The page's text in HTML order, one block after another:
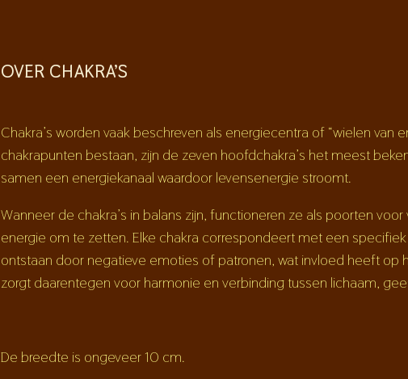
OVER CHAKRA’S
Chakra’s worden vaak beschreven als energiecentra of “wielen van
chakrapunten bestaan, zijn de zeven hoofdchakra’s het meest
samen een energiekanaal waardoor levensenergie stroomt.
Wanneer de chakra’s in balans zijn, functioneren ze als poorten
energie om te zetten. Elke chakra correspondeert met een
ontstaan door negatieve emoties of patronen, wat invloed heeft op
zorgt daarentegen voor harmonie en verbinding tussen lichaam,
De breedte is ongeveer 10 cm.